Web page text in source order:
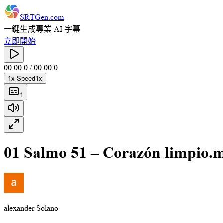
SRTGen.com
一鍵生成專業 AI 字幕
立即開始
00:00.0 /00:00.0
1x Speed1x
1
01 Salmo 51 – Corazón
alexander Solano